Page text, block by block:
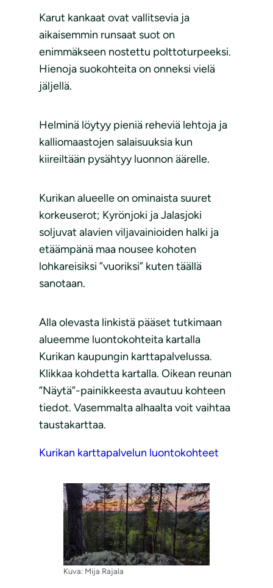
Karut kankaat ovat vallitsevia ja
aikaisemmin runsaat suot on
enimmäkseen nostettu polttoturpeeksi.
Hienoja suokohteita on onneksi vielä
jäljellä.
Helminä löytyy pieniä reheviä lehtoja ja
kalliomaastojen salaisuuksia kun
kiireiltään pysähtyy luonnon äärelle.
Kurikan alueelle on ominaista suuret
korkeuserot; Kyrönjoki ja Jalasjoki
soljuvat alavien viljavainioiden halki ja
etäämpänä maa nousee kohoten
lohkareisiksi ”vuoriksi” kuten täällä
sanotaan.
Alla olevasta linkistä pääset tutkimaan
alueemme luontokohteita kartalla
Kurikan kaupungin karttapalvelussa.
Klikkaa kohdetta kartalla. Oikean reunan
”Näytä”-painikkeesta avautuu kohteen
tiedot. Vasemmalta alhaalta voit vaihtaa
taustakarttaa.
Kurikan karttapalvelun luontokohteet
Kuva: Mija Rajala